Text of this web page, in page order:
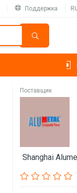
Поддержка
Поставщик
Shanghai